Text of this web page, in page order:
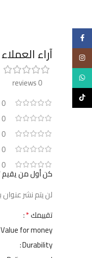
آراء العملاء
0 reviews
0
0
0
0
0
كن أول من يقيم
لن يتم نشر عنوان
تقييمك*
Value for money
Durability
Instagram
WhatsApp